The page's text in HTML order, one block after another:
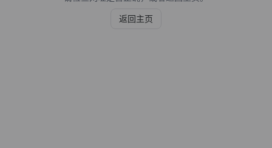
返回主页